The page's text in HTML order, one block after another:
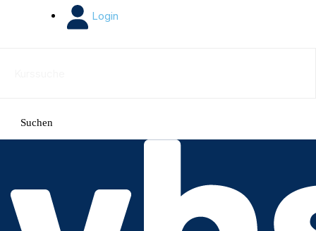
Login
Suchen